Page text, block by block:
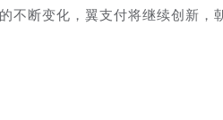
不断变化，翼支付将继续创新，